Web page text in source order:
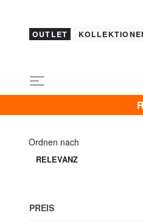
OUTLET
Ordnen nach
RELEVANZ
PREIS